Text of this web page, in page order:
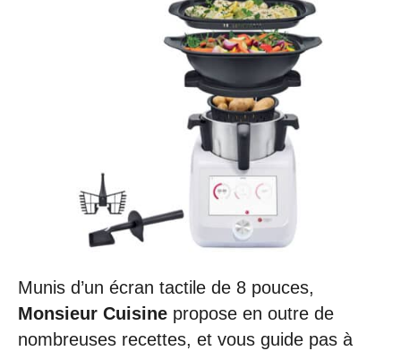
Munis d’un écran tactile de 8 pouces,
Monsieur Cuisine propose en outre de
nombreuses recettes, et vous guide pas à